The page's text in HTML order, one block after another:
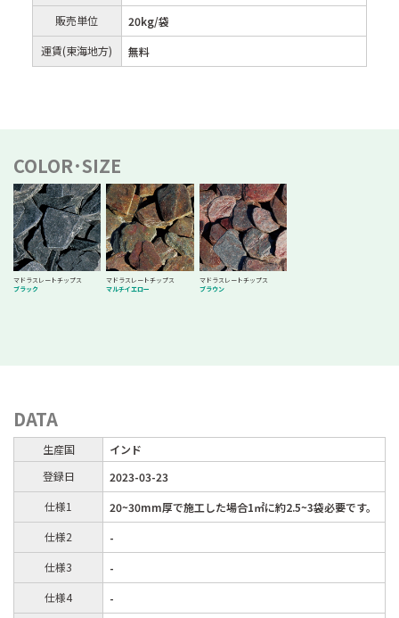
販売単位
20kg/袋
運賃(東海地方)
無料
COLOR･SIZE
マドラスレートチップス
ブラック
マドラスレートチップス
マルチイエロー
マドラスレートチップス
ブラウン
DATA
生産国
インド
登録日
2023-03-23
仕様1
20~30mm厚で施工した場合1㎡に約2.5~3袋必要です。
仕様2
-
仕様3
-
仕様4
-